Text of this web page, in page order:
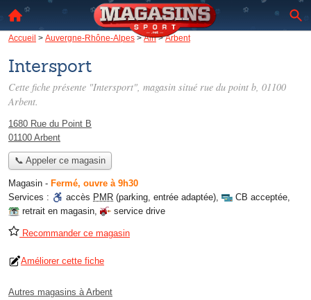
Accueil > Auvergne-Rhône-Alpes >Ain>Arbent
Intersport
Cette fiche présente "Intersport", magasin situé rue du point b, 01100
Arbent.
1680 Rue du Point B
01100 Arbent
📞 Appeler ce magasin
Magasin - Fermé, ouvre à 9h30
Services :
accès PMR (parking, entrée adaptée), CB acceptée,
retrait en magasin, service drive
Recommander ce magasin
Améliorer cette fiche
Autres magasins à Arbent